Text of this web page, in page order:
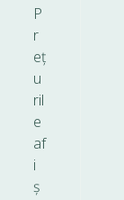
P
r
eț
u
ril
e
af
i
ș